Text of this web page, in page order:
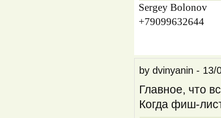
Sergey Bolonov
+79099632644
bydvinyanin - 13/
Главное, что
Когда фиш-